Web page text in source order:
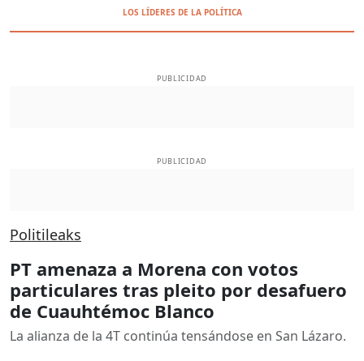
LOS LÍDERES DE LA POLÍTICA
PUBLICIDAD
PUBLICIDAD
Politileaks
PT amenaza a Morena con votos
particulares tras pleito por desafuero
de Cuauhtémoc Blanco
La alianza de la 4T continúa tensándose en San Lázaro.